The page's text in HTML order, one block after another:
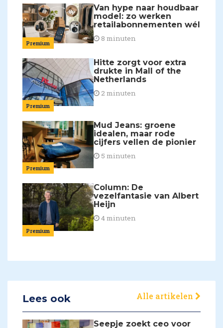
Premium
Van hype naar houdbaar
model: zo werken
retailabonnementen wél
8 minuten
Premium
Hitte zorgt voor extra
drukte in Mall of the
Netherlands
2 minuten
Premium
Mud Jeans: groene
idealen, maar rode
cijfers vellen de pionier
5 minuten
Premium
Column: De
vezelfantasie van Albert
Heijn
4 minuten
Lees ook Alle artikelen
Seepje zoekt ceo voor